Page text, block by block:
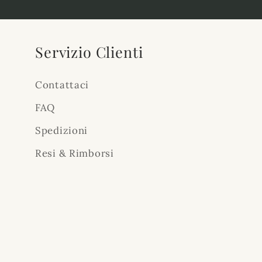
Servizio Clienti
Contattaci
FAQ
Spedizioni
Resi & Rimborsi